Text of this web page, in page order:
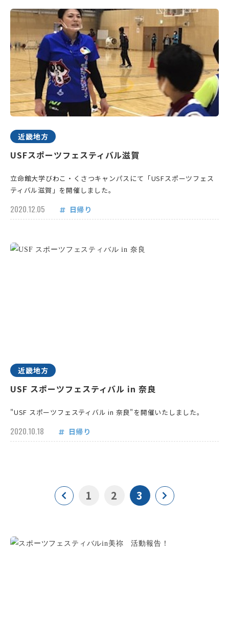
近畿地方
USFスポーツフェスティバル滋賀
立命館大学びわこ・くさつキャンパスにて「USFスポーツフェス
ティバル滋賀」を開催しました。
2020.12.05 日帰り
近畿地方
USF スポーツフェスティバル in 奈良
"USF スポーツフェスティバル in 奈良"を開催いたしました。
2020.10.18 日帰り
1 2 3